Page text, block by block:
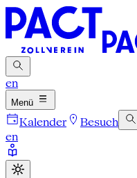
en
Menü
Kalender Besuch
en